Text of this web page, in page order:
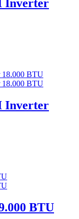
Inverter
Inverter
BTU